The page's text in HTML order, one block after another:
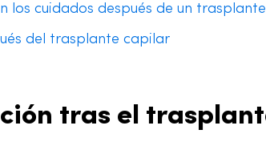
los cuidados después de un
del trasplante capilar
tras el